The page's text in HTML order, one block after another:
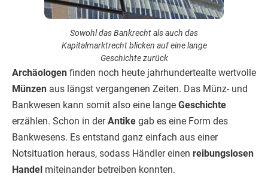
Sowohl das Bankrecht als auch das
Kapitalmarktrecht blicken auf eine lange
Geschichte zurück
Archäologen finden noch heute jahrhundertealte wertvolle
Münzen aus längst vergangenen Zeiten. Das Münz- und
Bankwesen kann somit also eine lange Geschichte
erzählen. Schon in derAntike gab es eine Form des
Bankwesens. Es entstand ganz einfach aus einer
Notsituation heraus, sodass Händler einen reibungslosen
Handel miteinander betreiben konnten.